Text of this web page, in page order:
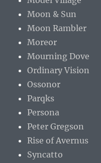
Moon & Sun
Moon Rambler
Moreor
Mourning Dove
Ordinary Vision
Ossonor
Parqks
Persona
Peter Gregson
Rise of Avernus
Syncatto